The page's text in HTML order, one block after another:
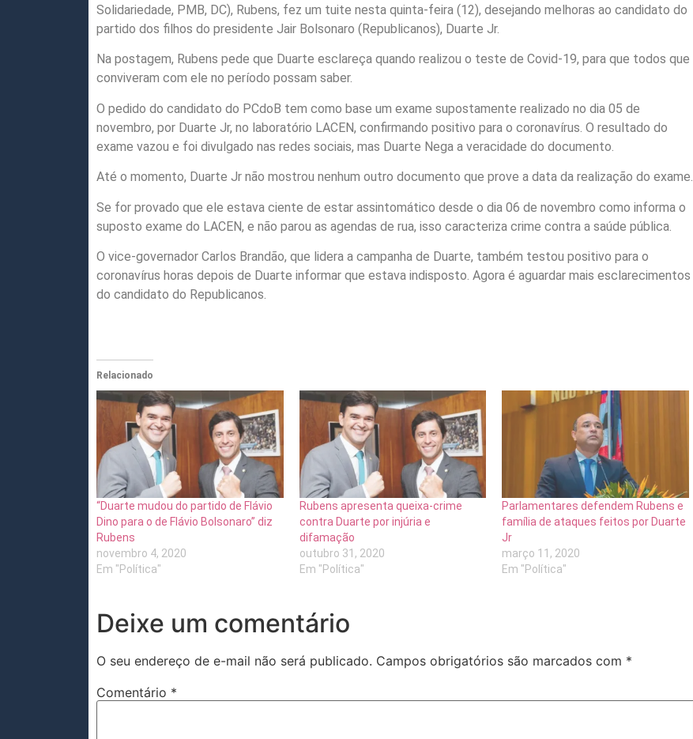
Solidariedade, PMB, DC), Rubens, fez um tuite nesta quinta-feira (12), desejando melhoras ao candidato do
partido dos filhos do presidente Jair Bolsonaro (Republicanos), Duarte Jr.
Na postagem, Rubens pede que Duarte esclareça quando realizou o teste de Covid-19, para que todos que
conviveram com ele no período possam saber.
O pedido do candidato do PCdoB tem como base um exame supostamente realizado no dia 05 de
novembro, por Duarte Jr, no laboratório LACEN, confirmando positivo para o coronavírus. O resultado do
exame vazou e foi divulgado nas redes sociais, mas Duarte Nega a veracidade do documento.
Até o momento, Duarte Jr não mostrou nenhum outro documento que prove a data da realização do exame.
Se for provado que ele estava ciente de estar assintomático desde o dia 06 de novembro como informa o
suposto exame do LACEN, e não parou as agendas de rua, isso caracteriza crime contra a saúde pública.
O vice-governador Carlos Brandão, que lidera a campanha de Duarte, também testou positivo para o
coronavírus horas depois de Duarte informar que estava indisposto. Agora é aguardar mais esclarecimentos
do candidato do Republicanos.
Relacionado
“Duarte mudou do partido de Flávio
Dino para o de Flávio Bolsonaro” diz
Rubens
novembro 4, 2020
Em "Política"
Rubens apresenta queixa-crime
contra Duarte por injúria e
difamação
outubro 31, 2020
Em "Política"
Parlamentares defendem Rubens e
família de ataques feitos por Duarte
Jr
março 11, 2020
Em "Política"
Deixe um comentário
O seu endereço de e-mail não será publicado. Campos obrigatórios são marcados com *
Comentário *